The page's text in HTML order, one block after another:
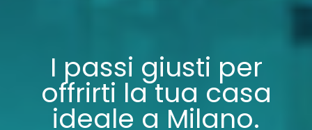
I passi giusti per
offrirti la tua casa
ideale a Milano.